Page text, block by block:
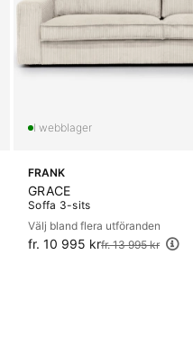
FRANK
GRACE
Soffa 3-sits
Välj bland flera utföranden
fr. 10 995 kr
Ordinarie pris:fr. 13 995 kr